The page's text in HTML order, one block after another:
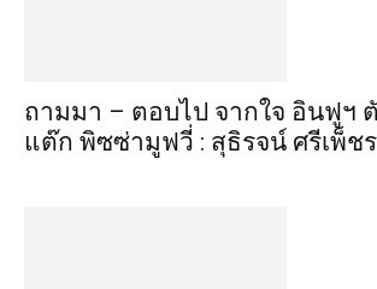
ถามมา – ตอบไป จากใจ อินฟูฯ
แต๊ก พิซซ่ามูฟวี่ : สุธิรจน์ ศรีเพ็ชร